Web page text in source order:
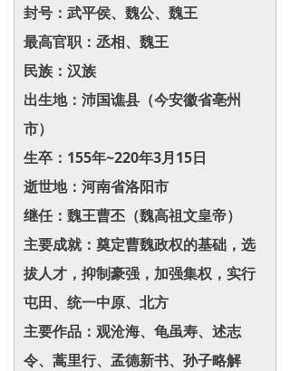
封号：武平侯、魏公、魏王
最高官职：丞相、魏王
民族：汉族
出生地：沛国谯县（今安徽省亳州
市）
生卒：155年~220年3月15日
逝世地：河南省洛阳市
继任：魏王曹丕（魏高祖文皇帝）
主要成就：奠定曹魏政权的基础，选
拔人才，抑制豪强，加强集权，实行
屯田、统一中原、北方
主要作品：观沧海、龟虽寿、述志
令、蒿里行、孟德新书、孙子略解